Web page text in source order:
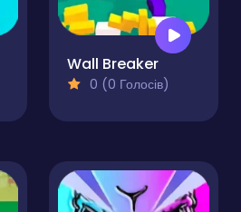
Wall Breaker
0 (0 Голосів)